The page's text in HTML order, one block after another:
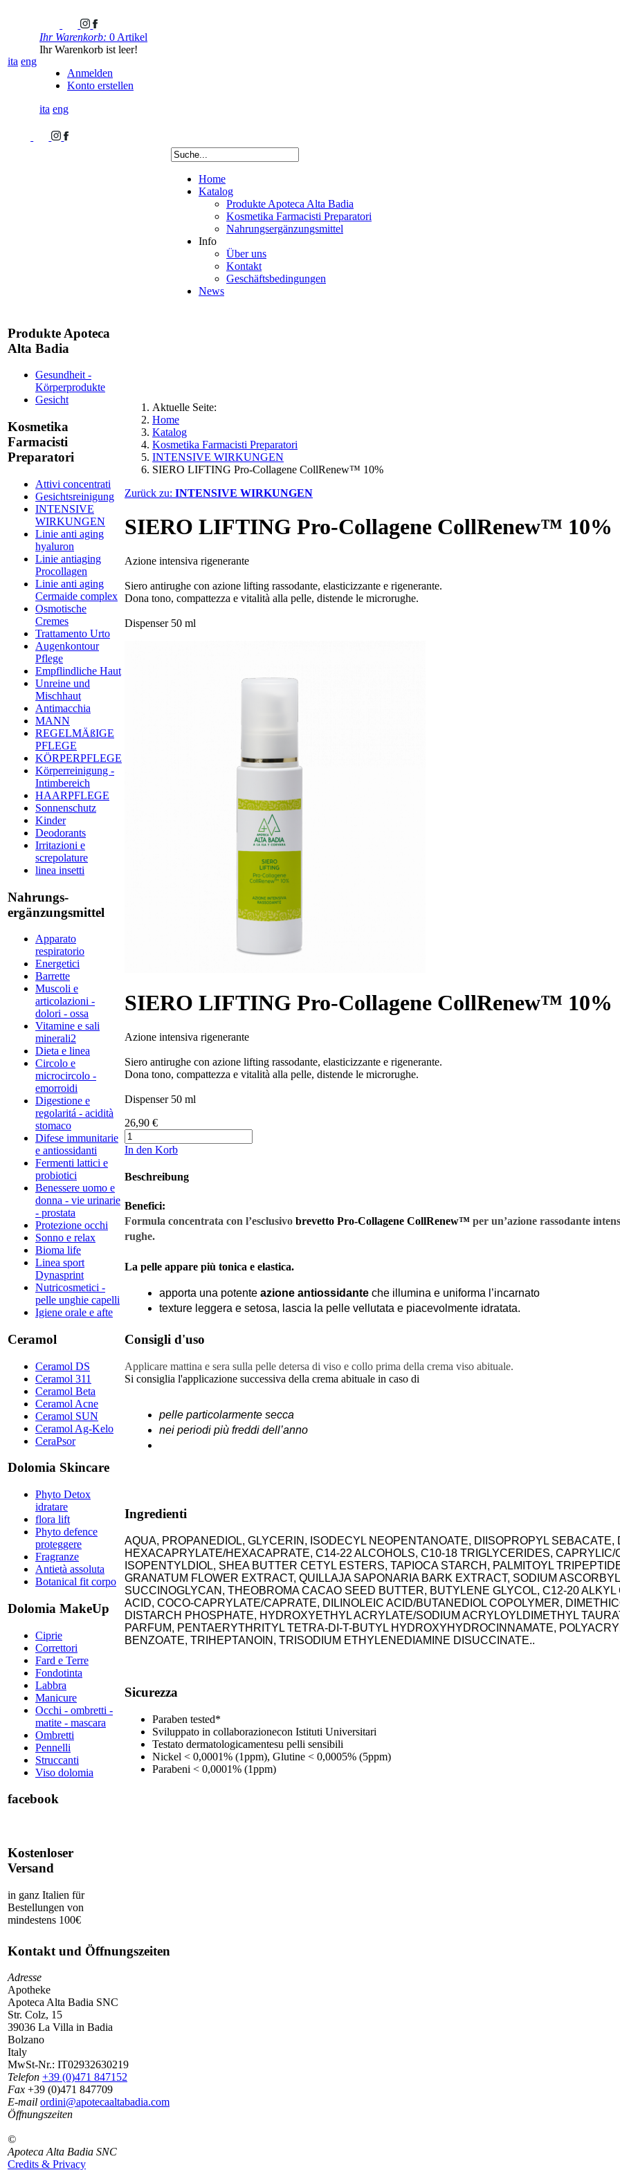
ita eng
Ihr Warenkorb: 0 Artikel
Ihr Warenkorb ist leer!
Anmelden
Konto erstellen
ita eng
Home
Katalog
Produkte Apoteca Alta Badia
Kosmetika Farmacisti Preparatori
Nahrungsergänzungsmittel
Info
Über uns
Kontakt
Geschäftsbedingungen
News
Produkte Apoteca
Alta Badia
Gesundheit -
Körperprodukte
Gesicht
Kosmetika
Farmacisti
Preparatori
Attivi concentrati
Gesichtsreinigung
INTENSIVE
WIRKUNGEN
Linie anti aging
hyaluron
Linie antiaging
Procollagen
Linie anti aging
Cermaide complex
Osmotische
Cremes
Trattamento Urto
Augenkontour
Pflege
Empflindliche Haut
Unreine und
Mischhaut
Antimacchia
MANN
REGELMÄßIGE
PFLEGE
KÖRPERPFLEGE
Körperreinigung -
Intimbereich
HAARPFLEGE
Sonnenschutz
Kinder
Deodorants
Irritazioni e
screpolature
linea insetti
Nahrungs-
ergänzungsmittel
Apparato
respiratorio
Energetici
Barrette
Muscoli e
articolazioni -
dolori - ossa
Vitamine e sali
minerali2
Dieta e linea
Circolo e
microcircolo -
emorroidi
Digestione e
regolaritá - acidità
stomaco
Difese immunitarie
e antiossidanti
Fermenti lattici e
probiotici
Benessere uomo e
donna - vie urinarie
- prostata
Protezione occhi
Sonno e relax
Bioma life
Linea sport
Dynasprint
Nutricosmetici -
pelle unghie capelli
Igiene orale e afte
Ceramol
Ceramol DS
Ceramol 311
Ceramol Beta
Ceramol Acne
Ceramol SUN
Ceramol Ag-Kelo
CeraPsor
Dolomia Skincare
Phyto Detox
idratare
flora lift
Phyto defence
proteggere
Fragranze
Antietà assoluta
Botanical fit corpo
Dolomia MakeUp
Ciprie
Correttori
Fard e Terre
Fondotinta
Labbra
Manicure
Occhi - ombretti -
matite - mascara
Ombretti
Pennelli
Struccanti
Viso dolomia
facebook
Kostenloser
Versand
in ganz Italien für
Bestellungen von
mindestens 100€
Aktuelle Seite:
Home
Katalog
Kosmetika Farmacisti Preparatori
INTENSIVE WIRKUNGEN
SIERO LIFTING Pro-Collagene CollRenew™ 10%
Zurück zu: INTENSIVE WIRKUNGEN
SIERO LIFTING Pro-Collagene CollRenew™ 10%
Azione intensiva rigenerante
Siero antirughe con azione lifting rassodante, elasticizzante e rigenerante.
Dona tono, compattezza e vitalità alla pelle, distende le microrughe.
Dispenser 50 ml​​​​
SIERO LIFTING Pro-Collagene CollRenew™ 10%
Azione intensiva rigenerante
Siero antirughe con azione lifting rassodante, elasticizzante e rigenerante.
Dona tono, compattezza e vitalità alla pelle, distende le microrughe.
Dispenser 50 ml​​​​
26,90 €
In den Korb
Beschreibung
Benefici:
Formula concentrata con l’esclusivo brevetto Pro-Collagene CollRenew™ per un’azione rassodante
rughe.
La pelle appare più tonica e elastica.
apporta una potente azione antiossidante che illumina e uniforma l’incarnato
texture leggera e setosa, lascia la pelle vellutata e piacevolmente idratata.
Consigli d'uso
​Applicare mattina e sera sulla pelle detersa di viso e collo prima della crema viso abituale.
Si consiglia l'applicazione successiva della crema abituale in caso di
pelle particolarmente secca
nei periodi più freddi dell’anno
Ingredienti
AQUA, PROPANEDIOL, GLYCERIN, ISODECYL NEOPENTANOATE, DIISOPROPYL
HEXACAPRYLATE/HEXACAPRATE, C14-22 ALCOHOLS, C10-18 TRIGLYCERIDES,
ISOPENTYLDIOL, SHEA BUTTER CETYL ESTERS, TAPIOCA STARCH, PALMITOYL
GRANATUM FLOWER EXTRACT, QUILLAJA SAPONARIA BARK EXTRACT, SODIUM
SUCCINOGLYCAN, THEOBROMA CACAO SEED BUTTER, BUTYLENE GLYCOL, C12-20
ACID, COCO-CAPRYLATE/CAPRATE, DILINOLEIC ACID/BUTANEDIOL COPOLYMER,
DISTARCH PHOSPHATE, HYDROXYETHYL ACRYLATE/SODIUM ACRYLOYLDIMETHYL
PARFUM, PENTAERYTHRITYL TETRA-DI-T-BUTYL HYDROXYHYDROCINNAMATE,
BENZOATE, TRIHEPTANOIN, TRISODIUM ETHYLENEDIAMINE DISUCCINATE..
Sicurezza
Paraben tested*​
Sviluppato in collaborazionecon Istituti Universitari
Testato dermatologicamentesu pelli sensibili
Nickel < 0,0001% (1ppm), Glutine < 0,0005% (5ppm)​​
Parabeni < 0,0001% (1ppm)
Kontakt und Öffnungszeiten
Adresse
Apotheke
Apoteca Alta Badia SNC
Str. Colz, 15
39036 La Villa in Badia
Bolzano
Italy
MwSt-Nr.: IT02932630219
Telefon +39 (0)471 847152
Fax +39 (0)471 847709
E-mail ordini@apotecaaltabadia.com
Öffnungszeiten
©
Apoteca Alta Badia SNC
Credits & Privacy